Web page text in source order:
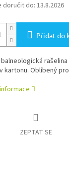
doručit do:13.8.2026
Přidat do
kartonu. Oblíbený
ZEPTAT SE